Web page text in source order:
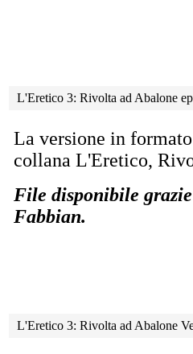
L'Eretico 3: Rivolta ad Abalone
La versione in
collana L'Eretico,
File disponibile
Fabbian.
L'Eretico 3: Rivolta ad Abalone